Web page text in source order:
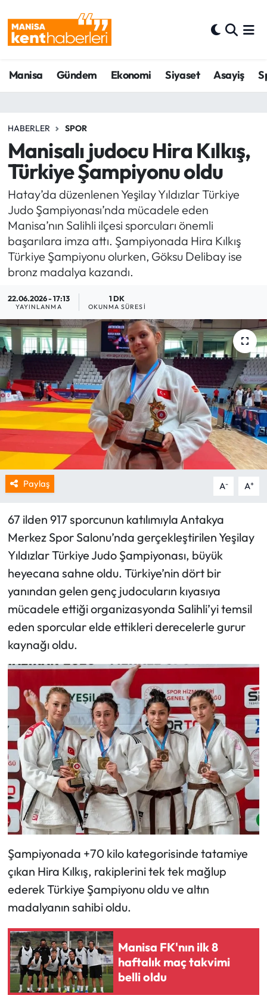
Manisa Gündem Ekonomi Siyaset Asayiş
HABERLER SPOR
Manisalı judocu Hira Kılkış,
Türkiye Şampiyonu oldu
Hatay’da düzenlenen Yeşilay Yıldızlar Türkiye
Judo Şampiyonası’nda mücadele eden
Manisa’nın Salihli ilçesi sporcuları önemli
başarılara imza attı. Şampiyonada Hira Kılkış
Türkiye Şampiyonu olurken, Göksu Delibay ise
bronz madalya kazandı.
22.06.2026 - 17:13
YAYINLANMA
1 DK
OKUNMA SÜRESI
Paylaş A- A+
67 ilden 917 sporcunun katılımıyla Antakya
Merkez Spor Salonu’nda gerçekleştirilen Yeşilay
Yıldızlar Türkiye Judo Şampiyonası, büyük
heyecana sahne oldu. Türkiye’nin dört bir
yanından gelen genç judocuların kıyasıya
mücadele ettiği organizasyonda Salihli’yi temsil
eden sporcular elde ettikleri derecelerle gurur
kaynağı oldu.
Şampiyonada +70 kilo kategorisinde tatamiye
çıkan Hira Kılkış, rakiplerini tek tek mağlup
ederek Türkiye Şampiyonu oldu ve altın
madalyanın sahibi oldu.
Manisa FK'nın ilk 8
haftalık maç takvimi
belli oldu
Ahmetli Hava Durumu
Ahmetli Trafik Yoğunluk Haritası
Son Dakika Haberleri
Haber Arşivi